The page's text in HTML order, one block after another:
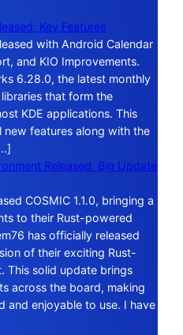
Key Features
with Android Calendar
and KIO Improvements.
6.28.0, the latest monthly
that form the
KDE applications. This
new features along with the
Released: Big Update
COSMIC 1.1.0, bringing a
to their Rust-powered
has officially released
of their exciting Rust-
This solid update brings
across the board, making
and enjoyable to use. I have